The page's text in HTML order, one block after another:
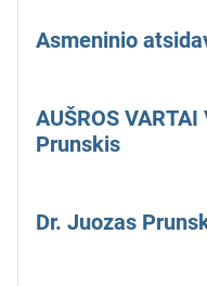
Asmeninio
AUŠROS
Prunskis
Dr. Juozas